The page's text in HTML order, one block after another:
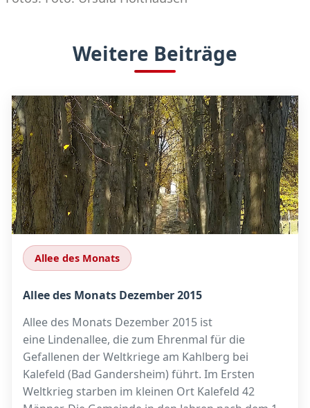
Weitere Beiträge
Allee des Monats
Allee des Monats Dezember 2015
Allee des Monats Dezember 2015 ist
eine Lindenallee, die zum Ehrenmal für die
Gefallenen der Weltkriege am Kahlberg bei
Kalefeld (Bad Gandersheim) führt. Im Ersten
Weltkrieg starben im kleinen Ort Kalefeld 42